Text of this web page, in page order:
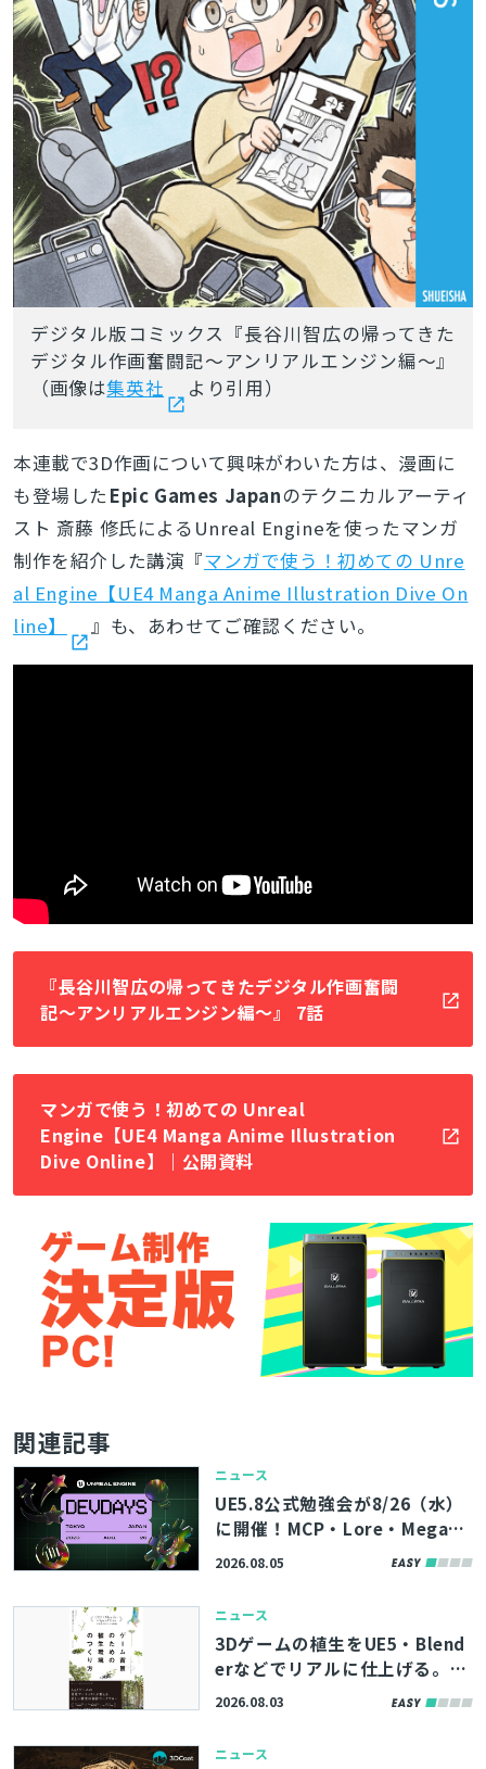
デジタル版コミックス『長谷川智広の帰ってきた
デジタル作画奮闘記〜アンリアルエンジン編〜』
（画像は集英社 より引用）
本連載で3D作画について興味がわいた方は、漫画に
も登場したEpic Games Japanのテクニカルアーティ
スト 斎藤 修氏によるUnreal Engineを使ったマンガ
制作を紹介した講演『マンガで使う！初めての Unre
al Engine【UE4 Manga Anime Illustration Dive On
line】
』も、あわせてご確認ください。
『長谷川智広の帰ってきたデジタル作画奮闘
記〜アンリアルエンジン編〜』 7話
マンガで使う！初めての Unreal
Engine【UE4 Manga Anime Illustration
Dive Online】｜公開資料
関連記事
ニュース
UE5.8公式勉強会が8/26（水）
に開催！MCP・Lore・MegaLi
ghtsなど、最新機能やツールの
着100名まで参加者募集中
2026.08.05
ニュース
3Dゲームの植生をUE5・Blend
erなどでリアルに仕上げる。書
籍『ゲーム背景のための植生環
2026.08.03
ニュース